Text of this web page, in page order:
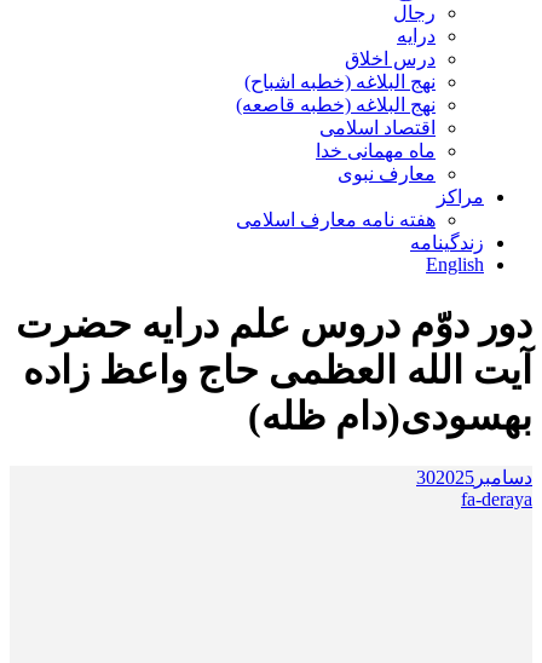
رجال
درایه
درس اخلاق
نهج البلاغه (خطبه اشباح)
نهج البلاغه (خطبه قاصعه)
اقتصاد اسلامی
ماه مهمانی خدا
معارف نبوی
مراکز
هفته نامه معارف اسلامی
زندگینامه
English
دور دوّم دروس علم درایه حضرت
آیت الله العظمی حاج واعظ زاده
بهسودی(دام ظله)
دسامبر 302025
fa-deraya